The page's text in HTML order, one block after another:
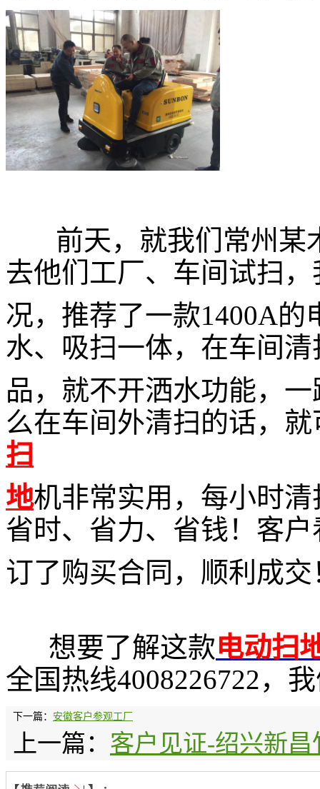
前天，就我们常州某
去他们工厂、车间试扫
况，推荐了一款1400A的
水、吸扫一体，在车间
品，就不开洒水功能，
么在车间外清扫的话， 就
扫
地机非常实用，每小时清
省时、省力、省钱！客
订了购买合同，顺利成交
想要了解这款电动扫
全国热线4008226722，
下一篇： 安徽客户参观工厂
上一篇： 客户见证-绍兴新